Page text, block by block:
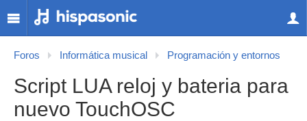
Foros Informática musical Programación y entornos
Script LUA reloj y bateria para
nuevo TouchOSC